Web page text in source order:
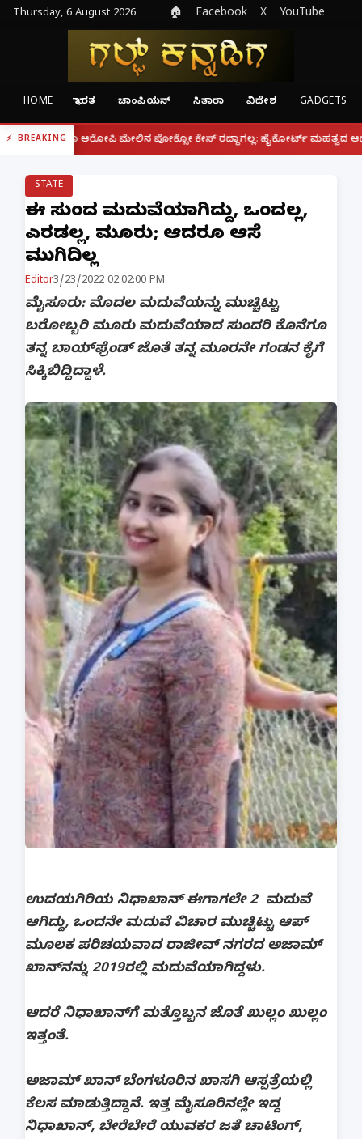
Thursday, 6 August 2026 🏠 Facebook X YouTube
HOME ಭಾರತ ಚಾಂಪಿಯನ್ ಸಿತಾರಾ ವಿದೇಶ GADGETS
BREAKING
ಮೇಲಿನ ಪೋಕ್ಸೋ ಕೇಸ್ ರದ್ದಾಗಲ್ಲ: ಹೈಕೋರ್ಟ್ ಮಹತ್ವದ ಆದೇಶ | ಫೋನ್
STATE
ಈ ಸುಂದರಿ ಮದುವೆಯಾಗಿದ್ದು, ಒಂದಲ್ಲ,
ಎರಡಲ್ಲ, ಮೂರು; ಆದರೂ ಆಸೆ
ಮುಗಿದಿಲ್ಲ
Editor3/23/2022 02:02:00 PM
ಮೈಸೂರು: ಮೊದಲ ಮದುವೆಯನ್ನು ಮುಚ್ಚಿಟ್ಟು
ಬರೋಬ್ಬರಿ ಮೂರು ಮದುವೆಯಾದ ಸುಂದರಿ ಕೊನೆಗೂ
ತನ್ನ ಬಾಯ್‌ಫ್ರೆಂಡ್ ಜೊತೆ ತನ್ನ ಮೂರನೇ ಗಂಡನ ಕೈಗೆ
ಸಿಕ್ಕಿಬಿದ್ದಿದ್ದಾಳೆ.
ಉದಯಗಿರಿಯ ನಿಧಾಖಾನ್​ ಈಗಾಗಲೇ 2 ಮದುವೆ
ಆಗಿದ್ದು, ಒಂದನೇ ಮದುವೆ ವಿಚಾರ ಮುಚ್ಚಿಟ್ಟು ಆಪ್
ಮೂಲಕ ಪರಿಚಯವಾದ ರಾಜೀವ್ ನಗರದ ಅಜಾಮ್
ಖಾನ್​ನನ್ನು 2019ರಲ್ಲಿ ಮದುವೆಯಾಗಿದ್ದಳು.
ಆದರೆ ನಿಧಾಖಾನ್‌ಗೆ ಮತ್ತೊಬ್ಬನ ಜೊತೆ ಖುಲ್ಲಂ ಖುಲ್ಲಂ
ಇತ್ತಂತೆ.
ಅಜಾಮ್ ಖಾನ್​ ಬೆಂಗಳೂರಿನ ಖಾಸಗಿ ಆಸ್ಪತ್ರೆಯಲ್ಲಿ
ಕೆಲಸ ಮಾಡುತ್ತಿದ್ದಾನೆ. ಇತ್ತ ಮೈಸೂರಿನಲ್ಲೇ ಇದ್ದ
ನಿಧಾಖಾನ್​, ಬೇರೆಬೇರೆ ಯುವಕರ ಜತೆ ಚಾಟಿಂಗ್,